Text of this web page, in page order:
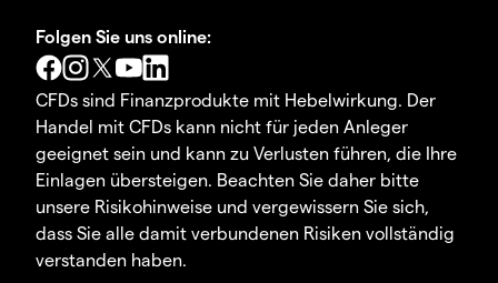
Folgen Sie uns online:
CFDs sind Finanzprodukte mit Hebelwirkung. Der
Handel mit CFDs kann nicht für jeden Anleger
geeignet sein und kann zu Verlusten führen, die Ihre
Einlagen übersteigen. Beachten Sie daher bitte
unsere Risikohinweise und vergewissern Sie sich,
dass Sie alle damit verbundenen Risiken vollständig
verstanden haben.